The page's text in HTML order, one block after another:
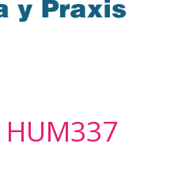
HUM337